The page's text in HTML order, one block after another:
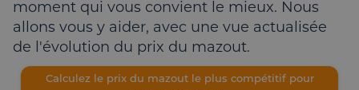
moment qui vous convient le mieux. Nous
allons vous y aider, avec une vue actualisée
de l'évolution du prix du mazout.
Calculez le prix du mazout le plus compétitif pour